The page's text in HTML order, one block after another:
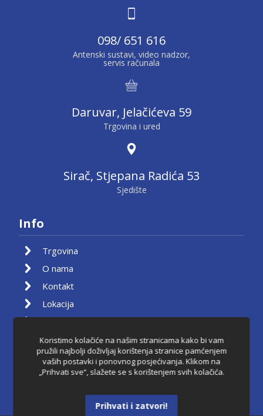
098/ 651 616
Antenski sustavi, video nadzor,
servis računala
Daruvar, Jelačićeva 59
Trgovina i ured
Sirač, Stjepana Radića 53
Sjedište
Info
Trgovina
O nama
Kontakt
Lokacija
Košarica
Pravila privatnosti
Uvjeti korištenja
Raskid ugovora
Koristimo kolačiće na našim stranicama kako bi vam
pružili najbolji doživljaj korištenja stranice pamćenjem
vaših postavki i ponovnog posjećivanja. Klikom na
„Prihvati sve“, slažete se s korištenjem svih kolačića.
Prihvati i zatvori!